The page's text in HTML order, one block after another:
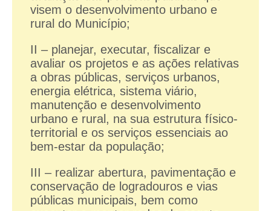
visem o desenvolvimento urbano e
rural do Município;
II – planejar, executar, fiscalizar e
avaliar os projetos e as ações relativas
a obras públicas, serviços urbanos,
energia elétrica, sistema viário,
manutenção e desenvolvimento
urbano e rural, na sua estrutura físico-
territorial e os serviços essenciais ao
bem-estar da população;
III – realizar abertura, pavimentação e
conservação de logradouros e vias
públicas municipais, bem como